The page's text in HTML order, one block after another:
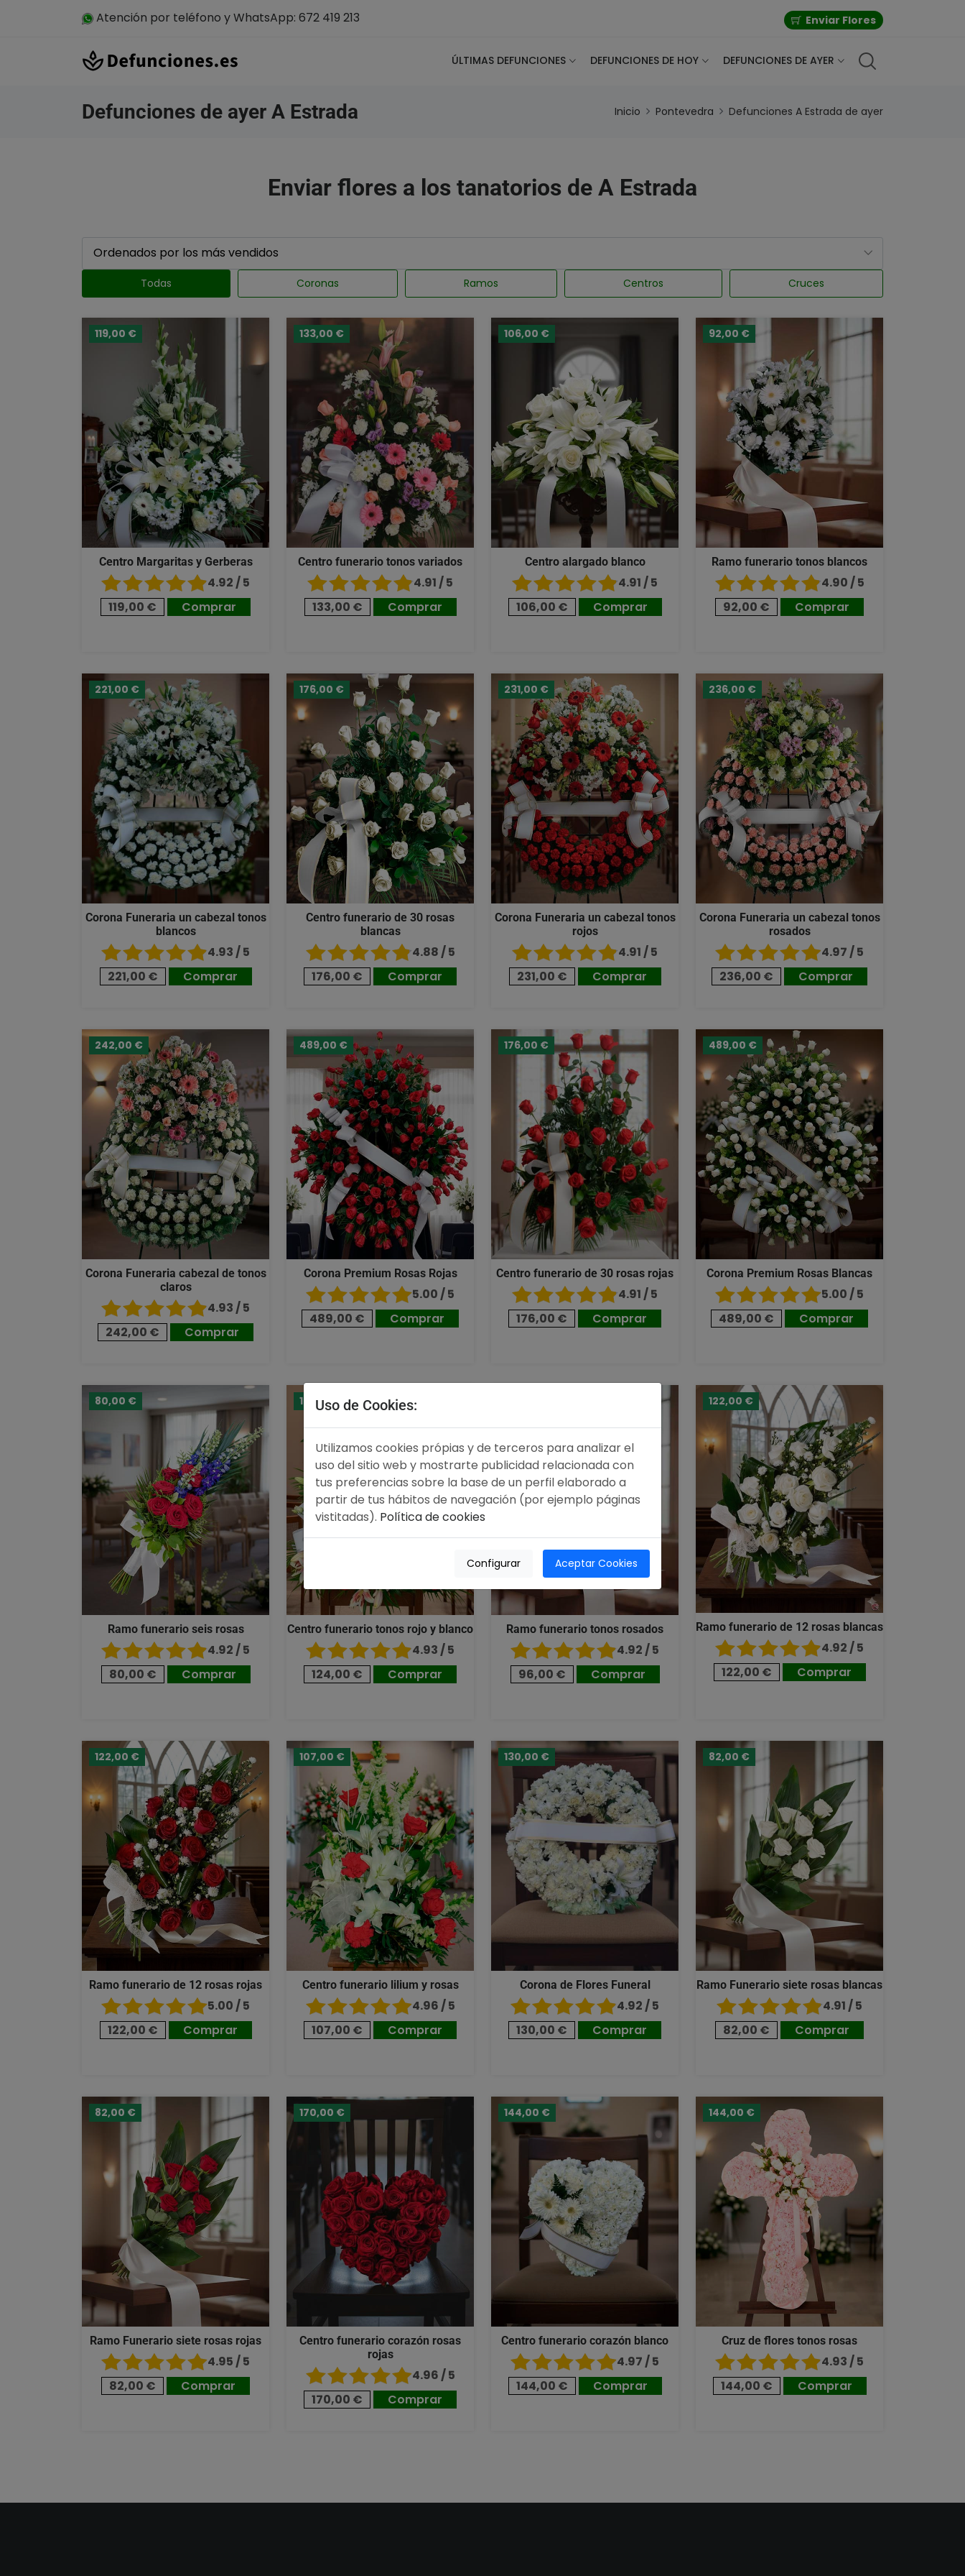
Atención por teléfono y WhatsApp: 672 419 213 Enviar Flores
ÚLTIMAS DEFUNCIONES DEFUNCIONES DE HOY DEFUNCIONES DE AYER
Defunciones de ayer A Estrada Inicio Pontevedra Defunciones A Estrada de ayer
Enviar flores a los tanatorios de A Estrada
Todas Coronas Ramos Centros Cruces
119,00 €
Centro Margaritas y Gerberas
4.92 / 5
119,00 €
Comprar
133,00 €
Centro funerario tonos variados
4.91 / 5
133,00 €
Comprar
106,00 €
Centro alargado blanco
4.91 / 5
106,00 €
Comprar
92,00 €
Ramo funerario tonos blancos
4.90 / 5
92,00 €
Comprar
221,00 €
Corona Funeraria un cabezal tonos
blancos
4.93 / 5
221,00 €
Comprar
176,00 €
Centro funerario de 30 rosas
blancas
4.88 / 5
176,00 €
Comprar
231,00 €
Corona Funeraria un cabezal tonos
rojos
4.91 / 5
231,00 €
Comprar
236,00 €
Corona Funeraria un cabezal tonos
rosados
4.97 / 5
236,00 €
Comprar
242,00 €
Corona Funeraria cabezal de tonos
claros
4.93 / 5
242,00 €
Comprar
489,00 €
Corona Premium Rosas Rojas
5.00 / 5
489,00 €
Comprar
176,00 €
Centro funerario de 30 rosas rojas
4.91 / 5
176,00 €
Comprar
489,00 €
Corona Premium Rosas Blancas
5.00 / 5
489,00 €
Comprar
80,00 €
Ramo funerario seis rosas
4.92 / 5
80,00 €
Comprar
124,00 €
Centro funerario tonos rojo y blanco
4.93 / 5
124,00 €
Comprar
Ramo funerario tonos rosados
4.92 / 5
96,00 €
Comprar
122,00 €
Ramo funerario de 12 rosas blancas
4.92 / 5
122,00 €
Comprar
122,00 €
Ramo funerario de 12 rosas rojas
5.00 / 5
122,00 €
Comprar
107,00 €
Centro funerario lilium y rosas
4.96 / 5
107,00 €
Comprar
130,00 €
Corona de Flores Funeral
4.92 / 5
130,00 €
Comprar
82,00 €
Ramo Funerario siete rosas blancas
4.91 / 5
82,00 €
Comprar
82,00 €
Ramo Funerario siete rosas rojas
4.95 / 5
82,00 €
Comprar
170,00 €
Centro funerario corazón rosas
rojas
4.96 / 5
170,00 €
Comprar
144,00 €
Centro funerario corazón blanco
4.97 / 5
144,00 €
Comprar
144,00 €
Cruz de flores tonos rosas
4.93 / 5
144,00 €
Comprar
Uso de Cookies:
Utilizamos cookies própias y de terceros para analizar el
uso del sitio web y mostrarte publicidad relacionada con
tus preferencias sobre la base de un perfil elaborado a
partir de tus hábitos de navegación (por ejemplo páginas
vistitadas). Política de cookies
Configurar Aceptar Cookies